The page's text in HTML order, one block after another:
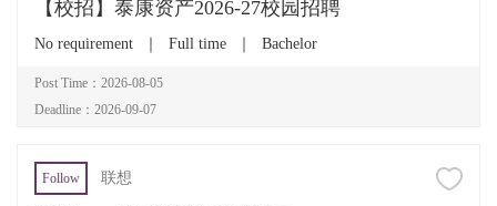
【校招】泰康资产2026-27校园招聘
No requirement Full time Bachelor
Post Time：2026-08-05
Deadline：2026-09-07
Follow 联想